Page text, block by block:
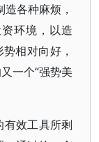
各种麻烦，
环境，以造
相对向好，
一个“强势美
有效工具所剩